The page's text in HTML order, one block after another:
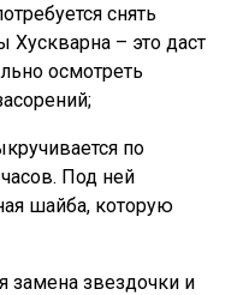
снять
Хускварна – это даст
осмотреть
по
Под ней
шайба, которую
замена звездочки и